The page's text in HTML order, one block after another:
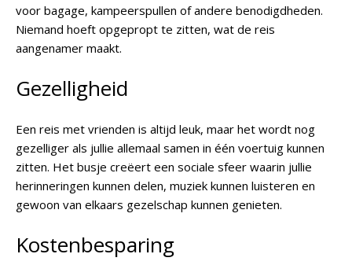
voor bagage, kampeerspullen of andere benodigdheden.
Niemand hoeft opgepropt te zitten, wat de reis
aangenamer maakt.
Gezelligheid
Een reis met vrienden is altijd leuk, maar het wordt nog
gezelliger als jullie allemaal samen in één voertuig kunnen
zitten. Het busje creëert een sociale sfeer waarin jullie
herinneringen kunnen delen, muziek kunnen luisteren en
gewoon van elkaars gezelschap kunnen genieten.
Kostenbesparing